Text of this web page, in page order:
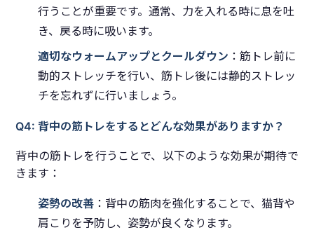
行うことが重要です。通常、力を入れる時に息を吐
き、戻る時に吸います。
適切なウォームアップとクールダウン ：筋トレ前に
動的ストレッチを行い、筋トレ後には静的ストレッ
チを忘れずに行いましょう。
Q4: 背中の筋トレをするとどんな効果がありますか？
背中の筋トレを行うことで、以下のような効果が期待で
きます：
姿勢の改善 ：背中の筋肉を強化することで、猫背や
肩こりを予防し、姿勢が良くなります。